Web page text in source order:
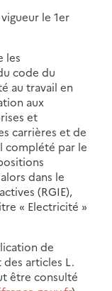
le 1er
les
code du
au travail en
aux
et
carrières et de
complété par le
dans le
(RGIE),
« Electricité »
de
articles L.
être consulté